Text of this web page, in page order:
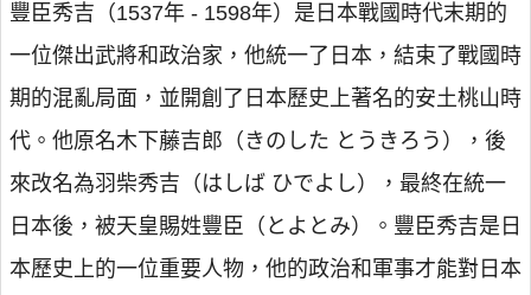
豐臣秀吉（1537年 - 1598年）是日本戰國時代末期的
一位傑出武將和政治家，他統一了日本，結束了戰國時
期的混亂局面，並開創了日本歷史上著名的安土桃山時
代。他原名木下藤吉郎（きのした とうきろう），後
來改名為羽柴秀吉（はしば ひでよし），最終在統一
日本後，被天皇賜姓豐臣（とよとみ）。豐臣秀吉是日
本歷史上的一位重要人物，他的政治和軍事才能對日本